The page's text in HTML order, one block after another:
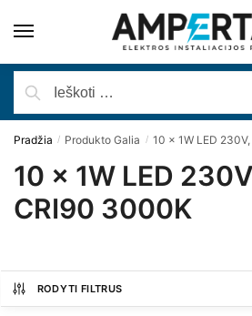
Pradžia / Produkto Galia / 10 x 1W LED
10 x 1W LED
CRI90 3000K
RODYTI FILTRUS